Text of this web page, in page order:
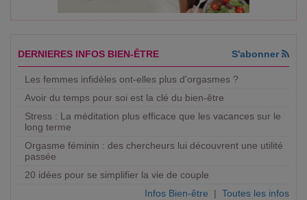
DERNIERES INFOS BIEN-ÊTRE S'abonner
Les femmes infidèles ont-elles plus d'orgasmes ?
Avoir du temps pour soi est la clé du bien-être
Stress : La méditation plus efficace que les vacances sur le
long terme
Orgasme féminin : des chercheurs lui découvrent une utilité
passée
20 idées pour se simplifier la vie de couple
Infos Bien-être | Toutes les infos